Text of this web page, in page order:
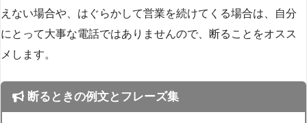
えない場合や、はぐらかして営業を続けてくる場合は、自分
にとって大事な電話ではありませんので、断ることをオスス
メします。
断るときの例文とフレーズ集